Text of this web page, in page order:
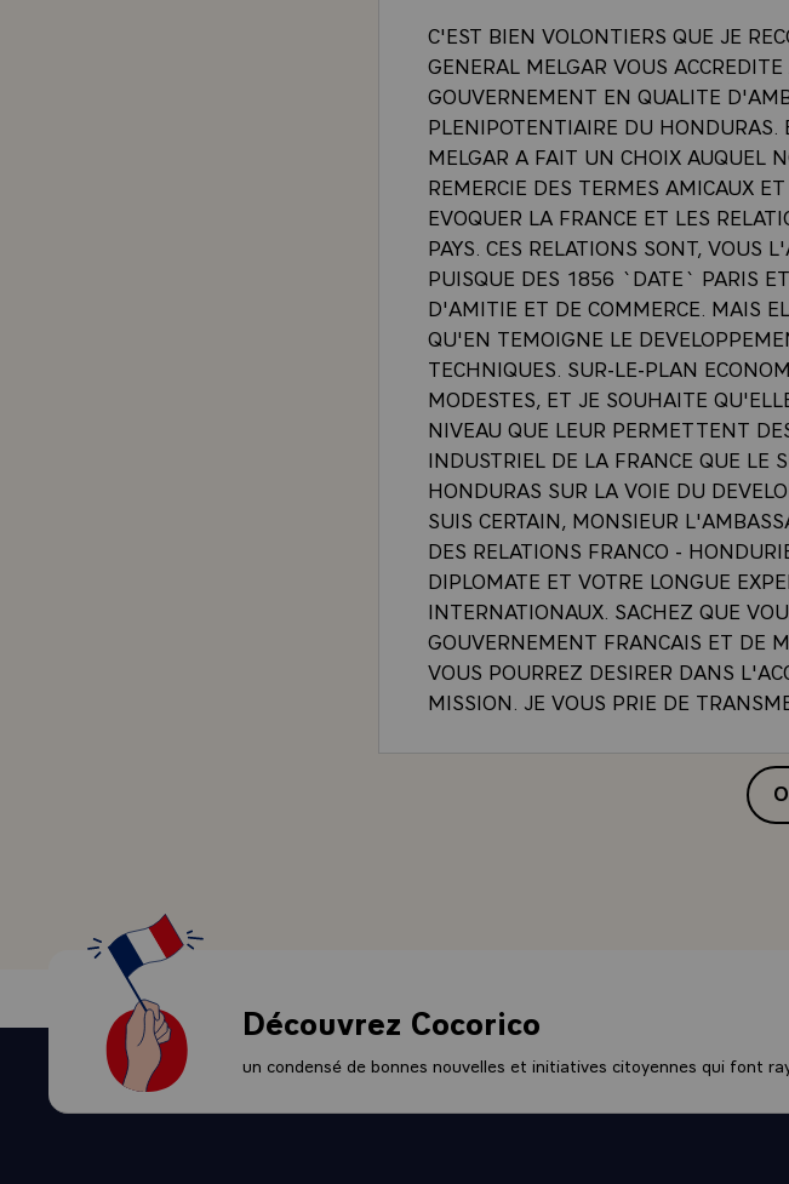
C'EST BIEN VOLONTIERS QUE JE
GENERAL MELGAR VOUS
GOUVERNEMENT EN QUALITE
PLENIPOTENTIAIRE DU HONDURAS.
MELGAR A FAIT UN CHOIX AUQUEL
REMERCIE DES TERMES AMICAUX
EVOQUER LA FRANCE ET LES
PAYS. CES RELATIONS SONT, VOUS
PUISQUE DES 1856 `DATE` PARIS
D'AMITIE ET DE COMMERCE. MAIS
QU'EN TEMOIGNE LE
TECHNIQUES. SUR-LE-PLAN
MODESTES, ET JE SOUHAITE
NIVEAU QUE LEUR PERMETTENT
INDUSTRIEL DE LA FRANCE QUE LE
HONDURAS SUR LA VOIE DU
SUIS CERTAIN, MONSIEUR
DES RELATIONS FRANCO -
DIPLOMATE ET VOTRE LONGUE
INTERNATIONAUX. SACHEZ QUE
GOUVERNEMENT FRANCAIS ET DE
VOUS POURREZ DESIRER DANS
MISSION. JE VOUS PRIE DE
CONSIDERATION AUXQUELLES JE
FORME POUR LE BONHEUR DU
Découvrez Cocorico
un condensé de bonnes nouvelles et initiatives citoyennes qui font